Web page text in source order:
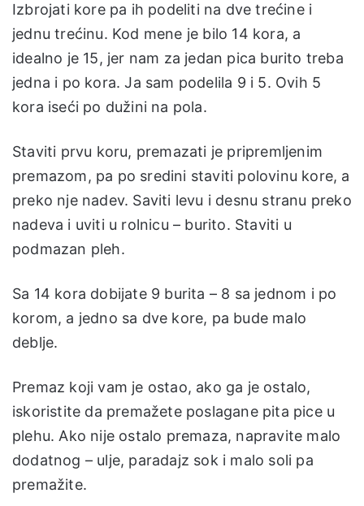
Izbrojati kore pa ih podeliti na dve trećine i
jednu trećinu. Kod mene je bilo 14 kora, a
idealno je 15, jer nam za jedan pica burito treba
jedna i po kora. Ja sam podelila 9 i 5. Ovih 5
kora iseći po dužini na pola.
Staviti prvu koru, premazati je pripremljenim
premazom, pa po sredini staviti polovinu kore, a
preko nje nadev. Saviti levu i desnu stranu preko
nadeva i uviti u rolnicu – burito. Staviti u
podmazan pleh.
Sa 14 kora dobijate 9 burita – 8 sa jednom i po
korom, a jedno sa dve kore, pa bude malo
deblje.
Premaz koji vam je ostao, ako ga je ostalo,
iskoristite da premažete poslagane pita pice u
plehu. Ako nije ostalo premaza, napravite malo
dodatnog – ulje, paradajz sok i malo soli pa
premažite.